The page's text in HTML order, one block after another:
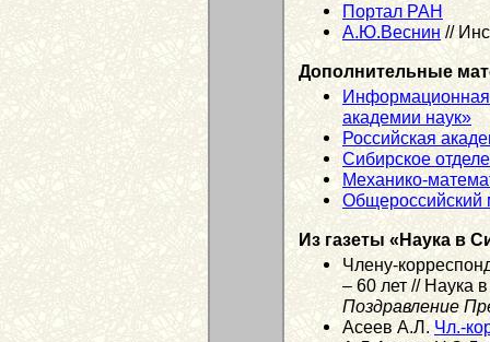
Портал РАН
А.Ю.Веснин //
Дополнительные
Информационная
академии наук»
Российская
Сибирское
Механико-
Общероссийский
Из газеты «Наука в
Члену-
– 60 лет // Наука
Поздравление
Асеев А.Л.Чл.-